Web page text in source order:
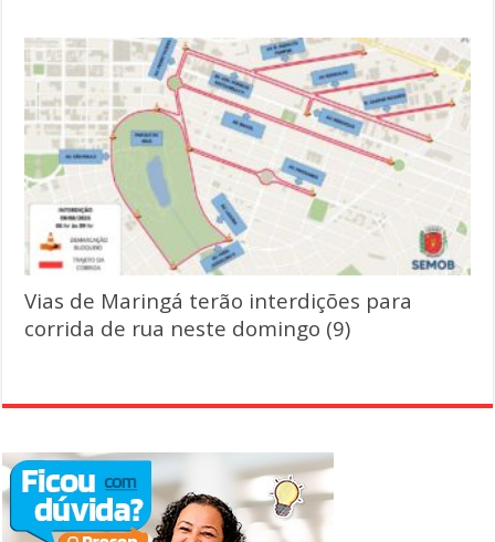
Vias de Maringá terão interdições para
corrida de rua neste domingo (9)